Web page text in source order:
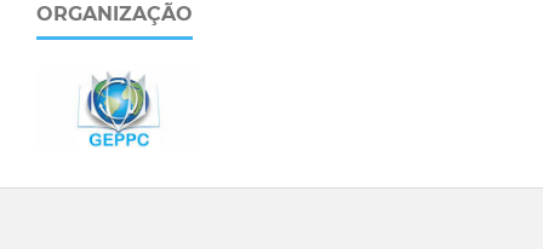
ORGANIZAÇÃO